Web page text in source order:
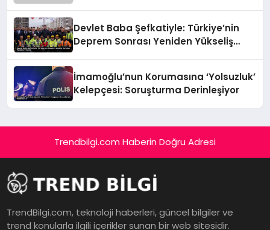
Devlet Baba Şefkatiyle: Türkiye’nin
Deprem Sonrası Yeniden Yükseliş
İmamoğlu’nun Korumasına ‘Yolsuzluk’
Kelepçesi: Soruşturma Derinleşiyor
Trendbilgi.com Haberin Doğru Adresi
TrendBilgi.com, teknoloji haberleri, güncel bilgiler ve
trend konularla ilgili içerikler sunan bir web sitesidir.